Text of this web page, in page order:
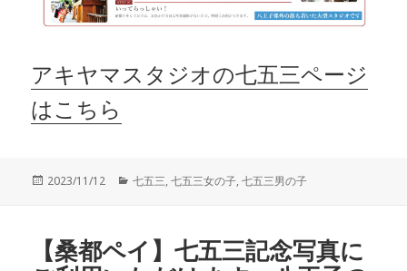
アキヤマスタジオの七五三ページ
はこちら
投
2023/11/12
カ
ー
七五三,七五三女の子,七五三男の子
【桑都ペイ】七五三記念写真に